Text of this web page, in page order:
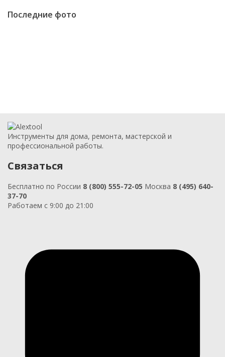
Последние фото
Инструменты для дома, ремонта, мастерской и
профессиональной работы.
Связаться
Бесплатно по России 8 (800) 555-72-05 Москва 8 (495) 640-
37-70
Работаем с 9:00 до 21:00